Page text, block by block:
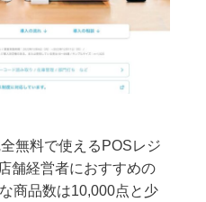
無料で使えるPOSレジ
舗経営者におすすめの
商品数は10,000点と少